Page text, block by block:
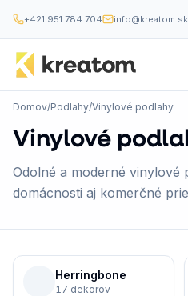
+421 951 784 704 info@kreatom.sk
Domov/Podlahy/Vinylové podlahy
Vinylové
Odolné a moderné vinylové
domácnosti aj komerčné
Herringbone
17 dekorov